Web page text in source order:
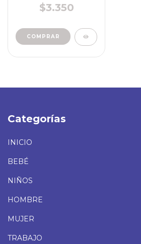
$3.350
COMPRAR
Categorías
INICIO
BEBÉ
NIÑOS
HOMBRE
MUJER
TRABAJO